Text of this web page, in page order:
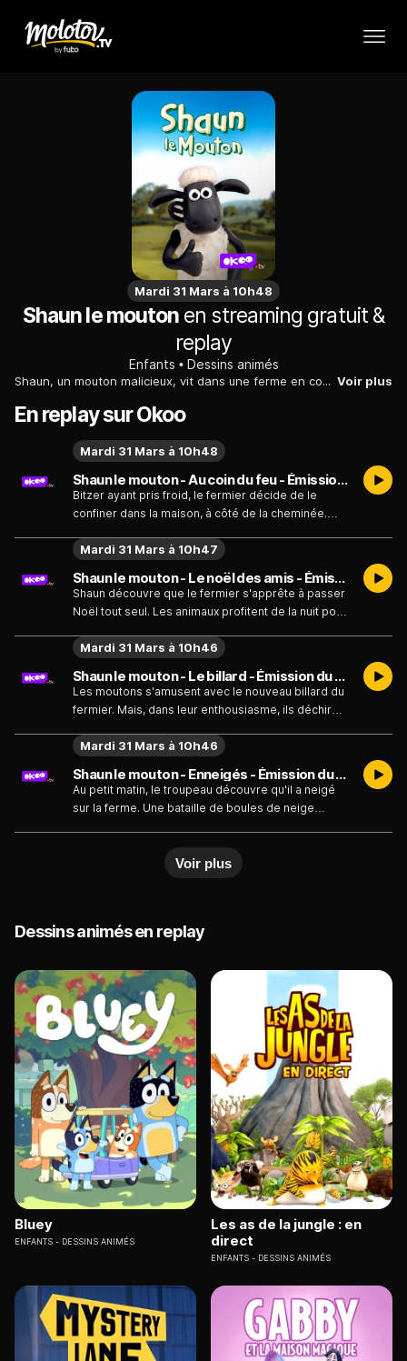
Mardi 31 Mars à 10h48
Shaun le mouton en streaming gratuit &
replay
Enfants Dessins animés
Shaun, un mouton malicieux, vit dans une ferme en compagnie de ses amis nettement moins malins que lui mais toujours prêts à le suivre dans une nouvelle aventure. Voir plus
En replay sur Okoo
Shaun le mouton - Au coin du feu - Émission du mardi 31 mars
Bitzer ayant pris froid, le fermier décide de le
confiner dans la maison, à côté de la cheminée.
qui n'apprécie pas du tout d'en être chassé...
Mardi 31 Mars à 10h48
Shaun le mouton - Le noël des amis - Émission du mardi 31 mars
Shaun découvre que le fermier s'apprête à passer
Noël tout seul. Les animaux profitent de la nuit pour
Mardi 31 Mars à 10h47
Shaun le mouton - Le billard - Émission du mardi 31 mars
Les moutons s'amusent avec le nouveau billard du
fermier. Mais, dans leur enthousiasme, ils déchirent
Mardi 31 Mars à 10h46
Shaun le mouton - Enneigés - Émission du mardi 31 mars
Au petit matin, le troupeau découvre qu'il a neigé
sur la ferme. Une bataille de boules de neige
le fermier est pris au piège dans la maison...
Mardi 31 Mars à 10h46
Voir plus
Dessins animés en replay
Bluey
ENFANTS DESSINS ANIMÉS
Les as de la jungle : en
direct
ENFANTS DESSINS ANIMÉS